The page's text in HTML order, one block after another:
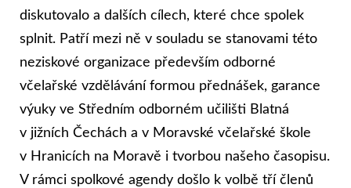
diskutovalo a dalších cílech, které chce spolek
splnit. Patří mezi ně v souladu se stanovami této
neziskové organizace především odborné
včelařské vzdělávání formou přednášek, garance
výuky ve Středním odborném učilišti Blatná
v jižních Čechách a v Moravské včelařské škole
v Hranicích na Moravě i tvorbou našeho časopisu.
V rámci spolkové agendy došlo k volbě tří členů